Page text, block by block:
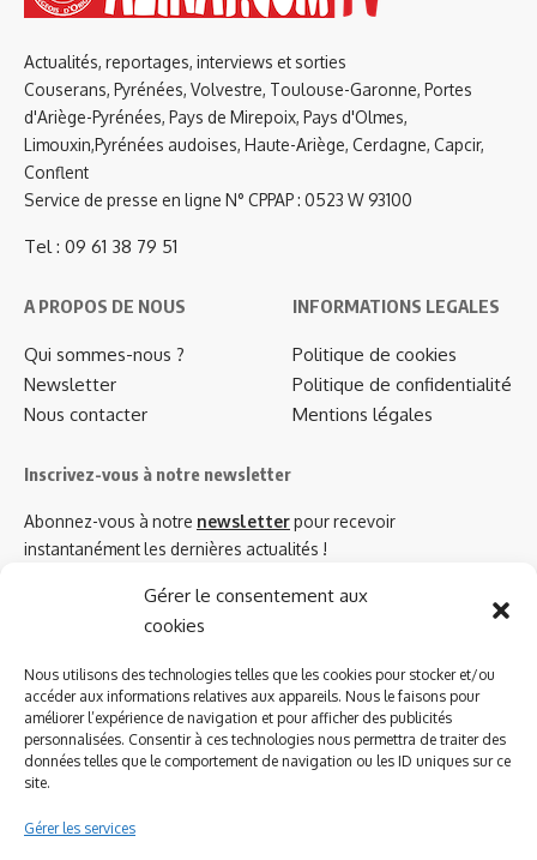
Gérer le consentement aux
cookies
Nous utilisons des technologies telles que les cookies pour stocker et/ou
accéder aux informations relatives aux appareils. Nous le faisons pour
améliorer l’expérience de navigation et pour afficher des publicités
personnalisées. Consentir à ces technologies nous permettra de traiter des
données telles que le comportement de navigation ou les ID uniques sur ce
site.
Gérer les services
Actualités, reportages, interviews et sorties
Couserans, Pyrénées, Volvestre, Toulouse-Garonne, Portes
d'Ariège-Pyrénées, Pays de Mirepoix, Pays d'Olmes,
Limouxin,Pyrénées audoises, Haute-Ariège, Cerdagne, Capcir,
Conflent
Service de presse en ligne N° CPPAP : 0523 W 93100
Tel : 09 61 38 79 51
A PROPOS DE NOUS
Qui sommes-nous ?
Newsletter
Nous contacter
INFORMATIONS LEGALES
Politique de cookies
Politique de confidentialité
Mentions légales
Inscrivez-vous à notre newsletter
Abonnez-vous à notre newsletterpour recevoir
instantanément les dernières actualités !
Azinat.com TV soutient